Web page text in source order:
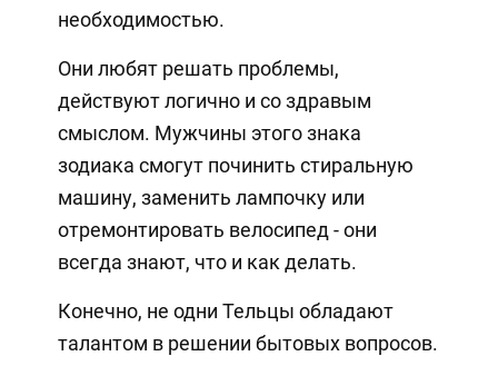
необходимостью.
Они любят решать проблемы,
действуют логично и со здравым
смыслом. Мужчины этого знака
зодиака смогут починить стиральную
машину, заменить лампочку или
отремонтировать велосипед - они
всегда знают, что и как делать.
Конечно, не одни Тельцы обладают
талантом в решении бытовых вопросов.